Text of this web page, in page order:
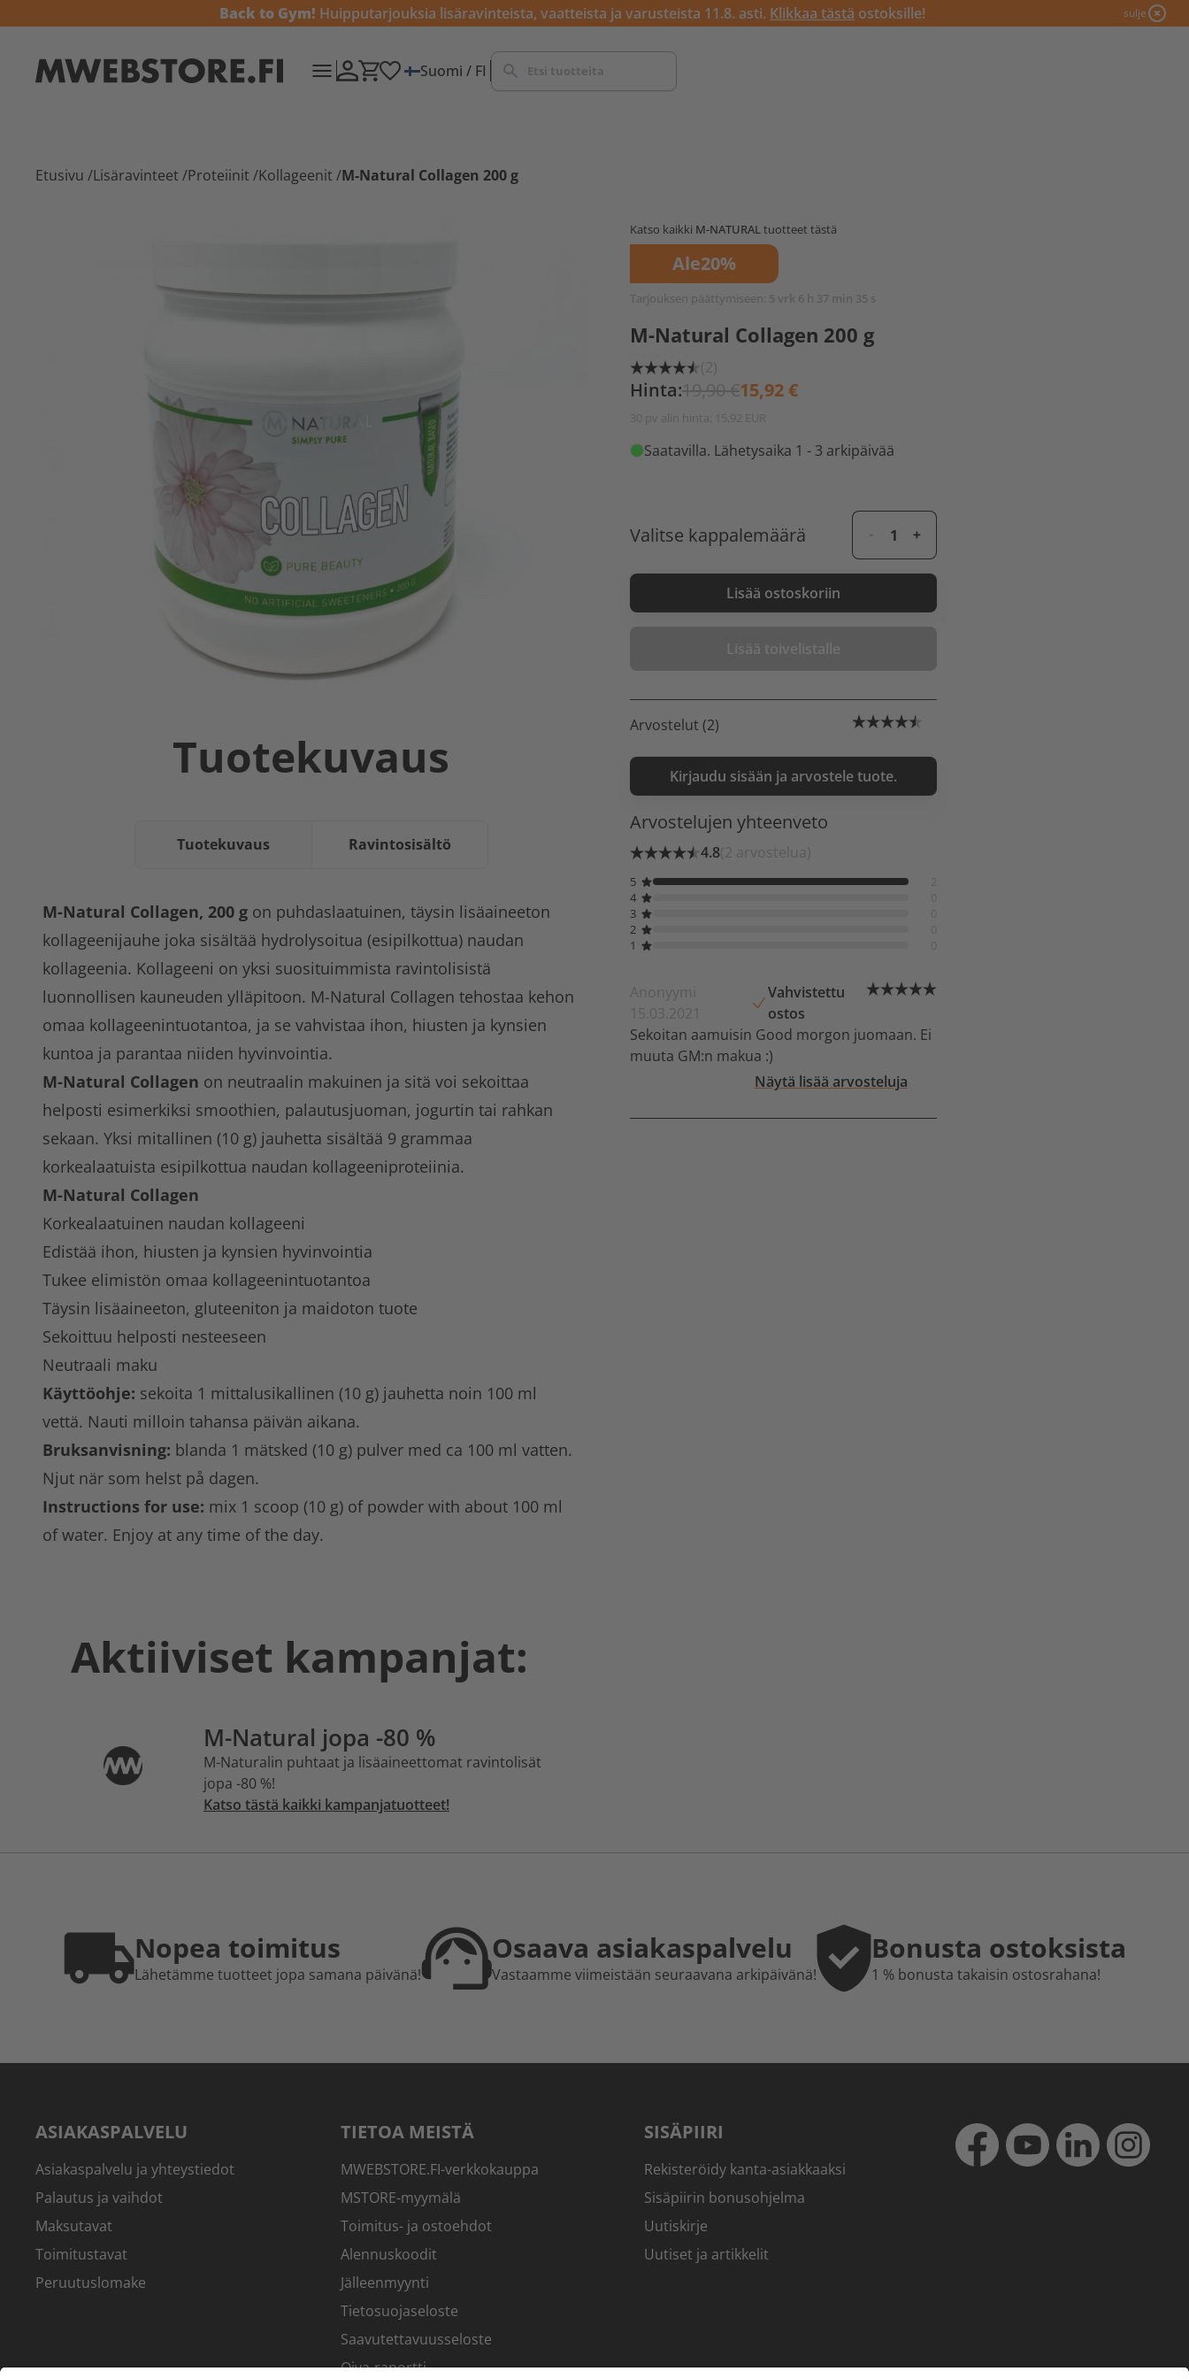
Back to Gym! Huipputarjouksia lisäravinteista, vaatteista ja varusteista 11.8. asti. Klikkaa tästä ostoksille! sulje
Suomi / FI
Etusivu /Lisäravinteet /Proteiinit /Kollageenit /M-Natural Collagen 200 g
Tuotekuvaus
Tuotekuvaus Ravintosisältö
M-Natural Collagen, 200 g on puhdaslaatuinen, täysin lisäaineeton
kollageenijauhe joka sisältää hydrolysoitua (esipilkottua) naudan
kollageenia. Kollageeni on yksi suosituimmista ravintolisistä
luonnollisen kauneuden ylläpitoon. M-Natural Collagen tehostaa kehon
omaa kollageenintuotantoa, ja se vahvistaa ihon, hiusten ja kynsien
kuntoa ja parantaa niiden hyvinvointia.
M-Natural Collagen on neutraalin makuinen ja sitä voi sekoittaa
helposti esimerkiksi smoothien, palautusjuoman, jogurtin tai rahkan
sekaan. Yksi mitallinen (10 g) jauhetta sisältää 9 grammaa
korkealaatuista esipilkottua naudan kollageeniproteiinia.
M-Natural Collagen
Korkealaatuinen naudan kollageeni
Edistää ihon, hiusten ja kynsien hyvinvointia
Tukee elimistön omaa kollageenintuotantoa
Täysin lisäaineeton, gluteeniton ja maidoton tuote
Sekoittuu helposti nesteeseen
Neutraali maku
Käyttöohje: sekoita 1 mittalusikallinen (10 g) jauhetta noin 100 ml
vettä. Nauti milloin tahansa päivän aikana.
Bruksanvisning: blanda 1 mätsked (10 g) pulver med ca 100 ml vatten.
Njut när som helst på dagen.
Instructions for use: mix 1 scoop (10 g) of powder with about 100 ml
of water. Enjoy at any time of the day.
Katso kaikki M-NATURALtuotteet tästä
Ale20%
Tarjouksen päättymiseen: 5 vrk 6 h 37 min 34 s
M-Natural Collagen 200 g
(2)
Hinta:19,90 €15,92 €
30 pv alin hinta: 15,92 EUR
Saatavilla. Lähetysaika 1 - 3 arkipäivää
Valitse kappalemäärä
Lisää ostoskoriin
Lisää toivelistalle
Arvostelut (2)
Kirjaudu sisään ja arvostele tuote.
Arvostelujen yhteenveto
4.8(2 arvostelua)
5
2
4
3
2
1
Anonyymi
15.03.2021
Vahvistettu
ostos
Sekoitan aamuisin Good morgon juomaan. Ei
muuta GM:n makua :)
Näytä lisää arvosteluja
Aktiiviset kampanjat:
M-Natural jopa -80 %
M-Naturalin puhtaat ja lisäaineettomat ravintolisät
jopa -80 %!
Katso tästä kaikki kampanjatuotteet!
Nopea toimitus
Lähetämme tuotteet jopa samana päivänä!
Osaava asiakaspalvelu
Vastaamme viimeistään seuraavana arkipäivänä!
Bonusta ostoksista
1 % bonusta takaisin ostosrahana!
ASIAKASPALVELU
Asiakaspalvelu ja yhteystiedot
Palautus ja vaihdot
Maksutavat
Toimitustavat
Peruutuslomake
TIETOA MEISTÄ
MWEBSTORE.FI-verkkokauppa
MSTORE-myymälä
Toimitus- ja ostoehdot
Alennuskoodit
Jälleenmyynti
Tietosuojaseloste
Saavutettavuusseloste
Oiva-raportti
SISÄPIIRI
Rekisteröidy kanta-asiakkaaksi
Sisäpiirin bonusohjelma
Uutiskirje
Uutiset ja artikkelit